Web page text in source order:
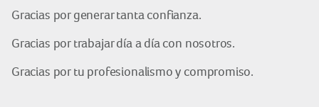
Gracias por generar tanta confianza.
Gracias por trabajar día a día con nosotros.
Gracias por tu profesionalismo y compromiso.